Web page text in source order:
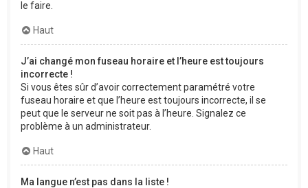
le faire.
Haut
J’ai changé mon fuseau horaire et l’heure est toujours
incorrecte !
Si vous êtes sûr d’avoir correctement paramétré votre
fuseau horaire et que l’heure est toujours incorrecte, il se
peut que le serveur ne soit pas à l’heure. Signalez ce
problème à un administrateur.
Haut
Ma langue n’est pas dans la liste !